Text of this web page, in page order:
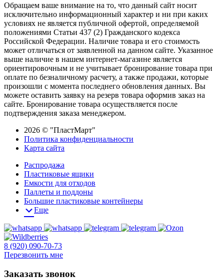
Обращаем ваше внимание на то, что данный сайт носит
исключительно информационный характер и ни при каких
условиях не является публичной офертой, определяемой
положениями Статьи 437 (2) Гражданского кодекса
Российской Федерации. Наличие товара и его стоимость
может отличаться от заявленной на данном сайте. Указанное
выше наличие в нашем интернет-магазине является
ориентировочным и не учитывает бронирование товара при
оплате по безналичному расчету, а также продажи, которые
произошли с момента последнего обновления данных. Вы
можете оставить заявку на резерв товара оформив заказ на
сайте. Бронирование товара осуществляется после
подтверждения заказа менеджером.
2026 © "ПластМарт"
Политика конфиденциальности
Карта сайта
Распродажа
Пластиковые ящики
Емкости для отходов
Паллеты и поддоны
Большие пластиковые контейнеры
Еще
8 (920) 090-70-73
Перезвонить мне
Заказать звонок